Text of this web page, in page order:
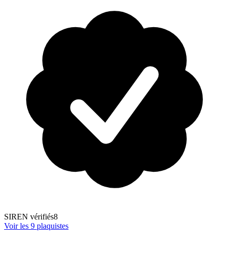
SIREN vérifiés8
Voir les 9 plaquistes